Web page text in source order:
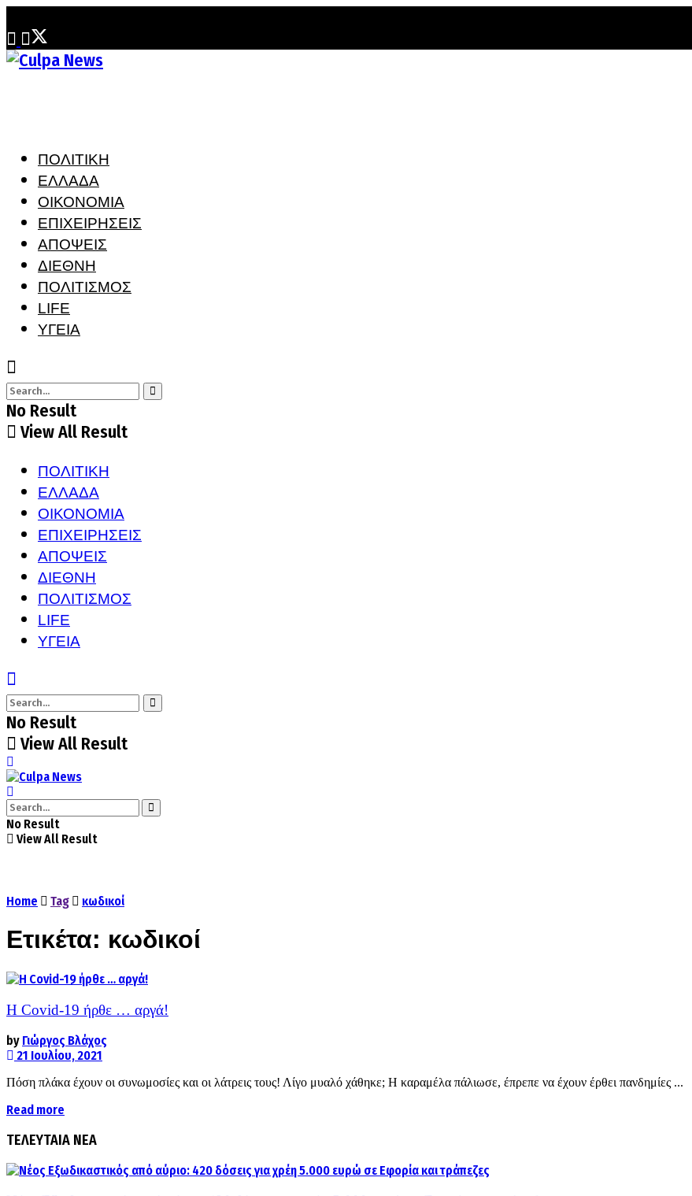
ΠΟΛΙΤΙΚΗ
ΕΛΛΑΔΑ
ΟΙΚΟΝΟΜΙΑ
ΕΠΙΧΕΙΡΗΣΕΙΣ
ΑΠΟΨΕΙΣ
ΔΙΕΘΝΗ
ΠΟΛΙΤΙΣΜΟΣ
LIFE
ΥΓΕΙΑ
No Result
View All Result
ΠΟΛΙΤΙΚΗ
ΕΛΛΑΔΑ
ΟΙΚΟΝΟΜΙΑ
ΕΠΙΧΕΙΡΗΣΕΙΣ
ΑΠΟΨΕΙΣ
ΔΙΕΘΝΗ
ΠΟΛΙΤΙΣΜΟΣ
LIFE
ΥΓΕΙΑ
No Result
View All Result
No Result
View All Result
Home Tag κωδικοί
Ετικέτα: κωδικοί
Η Covid-19 ήρθε … αργά!
by Γιώργος Βλάχος
21 Ιουλίου, 2021
Πόση πλάκα έχουν οι συνωμοσίες και οι λάτρεις τους! Λίγο μυαλό χάθηκε; Η καραμέλα πάλιωσε, έπρεπε να έχουν έρθει πανδημίες ...
Read more
ΤΕΛΕΥΤΑΙΑ ΝΕΑ